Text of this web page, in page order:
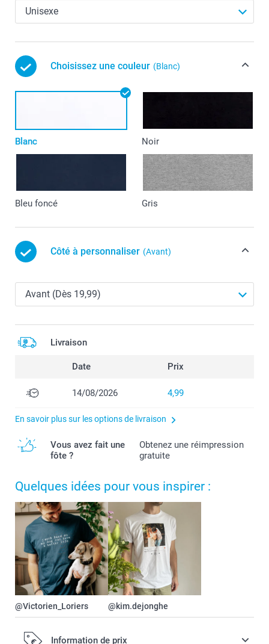
Choisissez une couleur (Blanc)
Blanc Noir
Bleu foncé Gris
Côté à personnaliser (Avant)
Livraison
Date Prix
14/08/2026 4,99
En savoir plus sur les options de livraison
Vous avez fait une
fôte ?
Obtenez une réimpression
gratuite
Quelques idées pour vous inspirer :
@Victorien_Loriers @kim.dejonghe
Information de prix